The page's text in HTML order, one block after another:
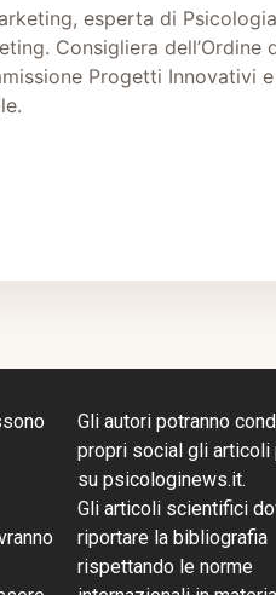
esperta di
Consigliera dell’Ordine
Progetti Innovativi
Gli autori potranno
propri social gli articoli
su psicologinews.it.
Gli articoli scientifici
riportare la bibliografia
rispettando le norme